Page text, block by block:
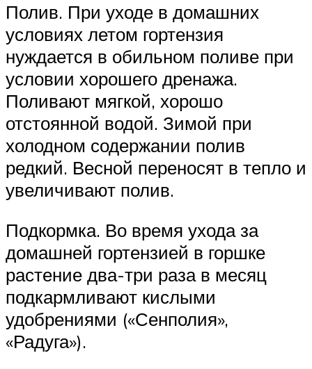
Полив. При уходе в домашних
условиях летом гортензия
нуждается в обильном поливе при
условии хорошего дренажа.
Поливают мягкой, хорошо
отстоянной водой. Зимой при
холодном содержании полив
редкий. Весной переносят в тепло и
увеличивают полив.
Подкормка. Во время ухода за
домашней гортензией в горшке
растение два-три раза в месяц
подкармливают кислыми
удобрениями («Сенполия»,
«Радуга»).